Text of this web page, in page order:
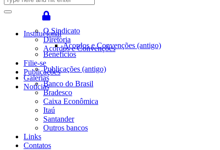
InstitucionalO Sindicato
Diretoria
Acordos e Convenções
Acordos e Convenções (antigo)
Benefícios
Filie-se
PublicaçõesPublicações (antigo)
Galerias
NotíciasBanco do Brasil
Bradesco
Caixa Econômica
Itaú
Santander
Outros bancos
Links
Contatos